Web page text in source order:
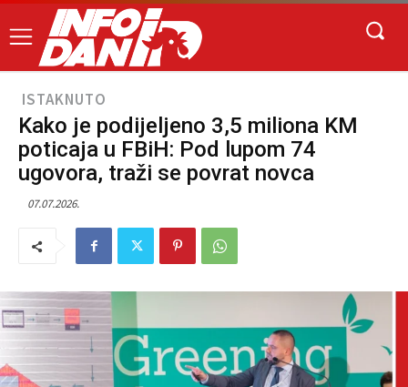
ISTAKNUTO
Kako je podijeljeno 3,5 miliona KM
poticaja u FBiH: Pod lupom 74
ugovora, traži se povrat novca
07.07.2026.